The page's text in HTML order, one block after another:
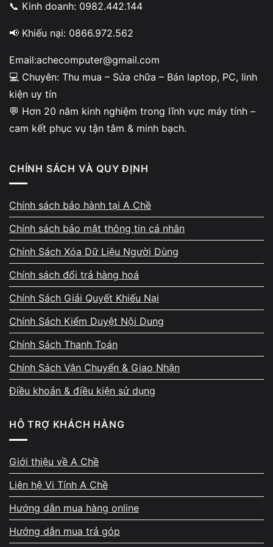
Kinh nghiệm nâng cấp thực tế
- tối ưu đúng cấu hình
Vi Tính A Chề có hơn 10 năm kinh nghiệm trong
lĩnh vực nâng cấp máy tính, laptop, PC. Chúng tôi
chuyên xử lý các nhu cầu nâng cấp SSD, RAM,
được kiểm tra kỹ khả năng tương thích để đảm
Kiểm tra trực tiếp – tư vấn cấu
hình trước khi nâng cấp
Máy được kiểm tra trực tiếp trước mặt khách
hàng. Kỹ thuật sẽ đánh giá tình trạng phần cứng,
khả năng nâng cấp, giới hạn bo mạch, sau đó tư
vấn phương án SSD, RAM, CPU phù hợp nhất với
nhu cầu sử dụng và ngân sách. Tất cả chi phí
được báo rõ ràng trước khi thực hiện.
Quy trình minh bạch – không
phát sinh chi phí
Quy trình nâng cấp máy tính tại A Chề luôn rõ
📞 Kinh doanh: 0982.442.144
📢 Khiếu nại: 0866.972.562
Email:achecomputer@gmail.com
💻 Chuyên: Thu mua – Sửa chữa – Bán laptop, PC, linh
kiện uy tín
💬 Hơn 20 năm kinh nghiệm trong lĩnh vực máy tính –
cam kết phục vụ tận tâm & minh bạch.
CHÍNH SÁCH VÀ QUY ĐỊNH
Chính sách bảo hành tại A Chề
Chính sách bảo mật thông tin cá nhân
Chính Sách Xóa Dữ Liệu Người Dùng
Chính sách đổi trả hàng hoá
Chính Sách Giải Quyết Khiếu Nại
Chính Sách Kiểm Duyệt Nội Dung
Chính Sách Thanh Toán
Chính Sách Vận Chuyển & Giao Nhận
Điều khoản & điều kiện sử dụng
HỖ TRỢ KHÁCH HÀNG
Giới thiệu về A Chề
Liên hệ Vi Tính A Chề
Hướng dẫn mua hàng online
Hướng dẫn mua trả góp